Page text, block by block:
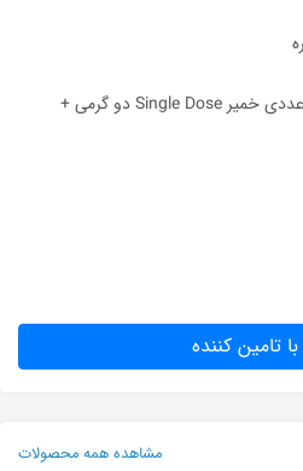
عرضه شده در دو کیت 100 و 200 عددی خمیر Single Dose دو گرمی +
تامین کننده
مشاهده همه محصولات